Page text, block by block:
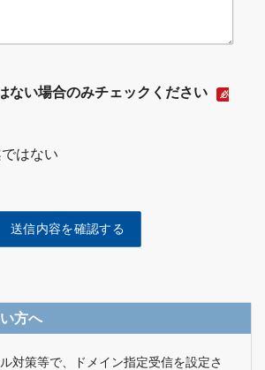
ない場合のみチェックください 必
はない
方へ
対策等で、ドメイン指定受信を設定さ